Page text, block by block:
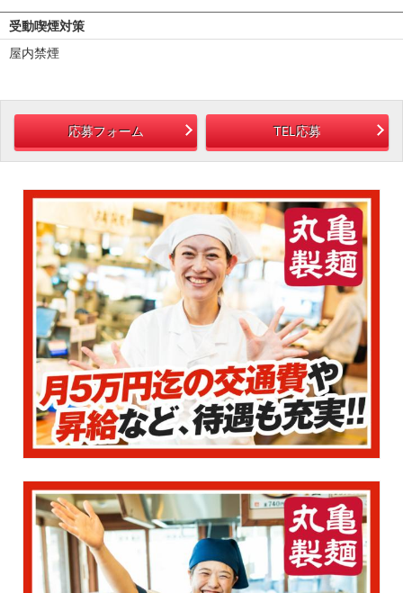
受動喫煙対策
屋内禁煙
応募フォーム TEL応募